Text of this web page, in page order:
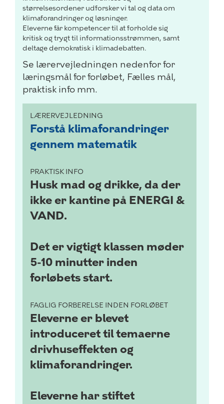
størrelsesordener udforsker vi tal og data om
klimaforandringer og løsninger.
Eleverne får kompetencer til at forholde sig
kritisk og trygt til informationsstrømmen, samt
deltage demokratisk i klimadebatten.
Se lærervejledningen nedenfor for
læringsmål for forløbet, Fælles mål,
praktisk info mm.
LÆRERVEJLEDNING
Forstå klimaforandringer
gennem matematik
PRAKTISK INFO
Husk mad og drikke, da der
ikke er kantine på ENERGI &
VAND.
Det er vigtigt klassen møder
5-10 minutter inden
forløbets start.
FAGLIG FORBERELSE INDEN FORLØBET
Eleverne er blevet
introduceret til temaerne
drivhuseffekten og
klimaforandringer.
Eleverne har stiftet